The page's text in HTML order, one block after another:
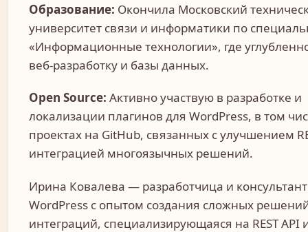
Образование: Окончила Московский
университет связи и информатики по
«Информационные технологии», где
веб-разработку и базы данных.
Open Source: Активно участвую в разработке и
локализации плагинов для WordPress, в том
проектах на GitHub, связанных с улучшением
интеграцией многоязычных решений.
Ирина Ковалева — разработчица и
WordPress с опытом создания сложных
интеграций, специализирующаяся на REST API